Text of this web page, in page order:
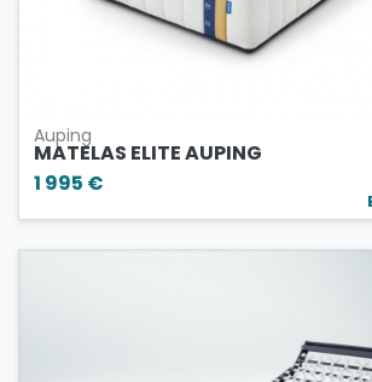
Auping
MATELAS ELITE AUPING
1 995 €